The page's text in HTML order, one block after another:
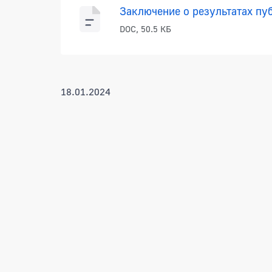
Заключение о результатах
DOC, 50.5 КБ
18.01.2024